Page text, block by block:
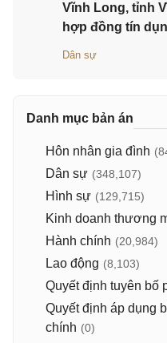
Vĩnh Long, tỉnh
hợp đồng tín
Dân sự
Danh mục bản án
Hôn nhân gia đình
Dân sự (348,107)
Hình sự (129,715)
Kinh doanh thương
Hành chính (20,984)
Lao động (8,103)
Quyết định tuyên bố
Quyết định áp dụng
chính (0)